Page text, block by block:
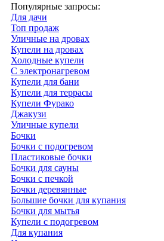
Популярные запросы:
Для дачи
Топ продаж
Уличные на дровах
Купели на дровах
Холодные купели
С электронагревом
Купели для бани
Купели для террасы
Купели Фурако
Джакузи
Уличные купели
Бочки
Бочки с подогревом
Пластиковые бочки
Бочки для сауны
Бочки с печкой
Бочки деревянные
Большие бочки для купания
Бочки для мытья
Купели с подогревом
Для купания